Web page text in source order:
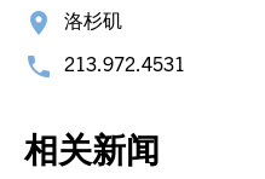
洛杉矶
213.972.4531
相关新闻